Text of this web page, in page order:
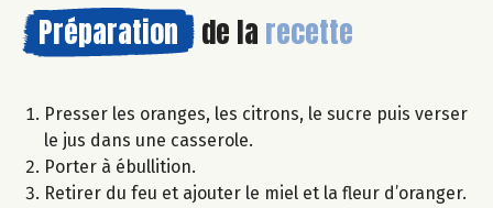
Préparation de la recette
Presser les oranges, les citrons, le sucre puis verser
le jus dans une casserole.
Porter à ébullition.
Retirer du feu et ajouter le miel et la fleur d’oranger.